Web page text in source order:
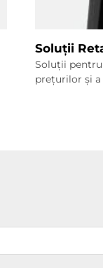
Soluții
Soluții
prețurilor și